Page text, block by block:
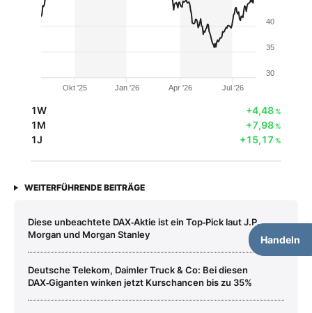
Handeln
Okt '25 Jan '26 Apr '26 Jul '26
30
35
40
1W +4,48%
1M +7,98%
1J +15,17 %
WEITERFÜHRENDE BEITRÄGE
Diese unbeachtete DAX‑Aktie ist ein Top‑Pick laut J.P.
Morgan und Morgan Stanley
Deutsche Telekom, Daimler Truck & Co: Bei diesen
DAX‑Giganten winken jetzt Kurschancen bis zu 35%